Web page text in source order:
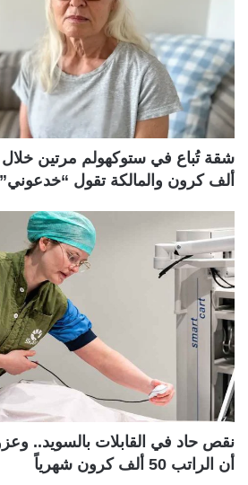
ألف كرون والمالكة تقول “خدعوني”
نقص حاد في القابلات بالسويد..
أن الراتب 50 ألف كرون شهرياً